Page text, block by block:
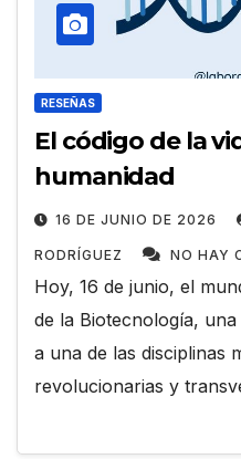
RESEÑAS
El código de la
humanidad
16 DE JUNIO DE 2026
RODRÍGUEZ NO HAY
Hoy, 16 de junio, el
de la Biotecnología,
a una de las disciplinas
revolucionarias y